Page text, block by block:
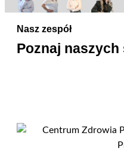
Nasz zespół
Poznaj